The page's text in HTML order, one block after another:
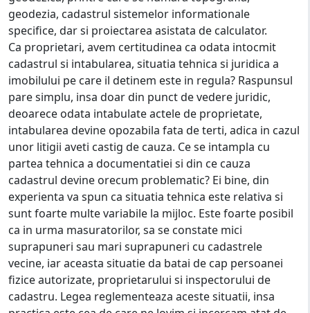
geodezia, cadastrul sistemelor informationale
specifice, dar si proiectarea asistata de calculator.
Ca proprietari, avem certitudinea ca odata intocmit
cadastrul si intabularea, situatia tehnica si juridica a
imobilului pe care il detinem este in regula? Raspunsul
pare simplu, insa doar din punct de vedere juridic,
deoarece odata intabulate actele de proprietate,
intabularea devine opozabila fata de terti, adica in cazul
unor litigii aveti castig de cauza. Ce se intampla cu
partea tehnica a documentatiei si din ce cauza
cadastrul devine orecum problematic? Ei bine, din
experienta va spun ca situatia tehnica este relativa si
sunt foarte multe variabile la mijloc. Este foarte posibil
ca in urma masuratorilor, sa se constate mici
suprapuneri sau mari suprapuneri cu cadastrele
vecine, iar aceasta situatie da batai de cap persoanei
fizice autorizate, proprietarului si inspectorului de
cadastru. Legea reglementeaza aceste situatii, insa